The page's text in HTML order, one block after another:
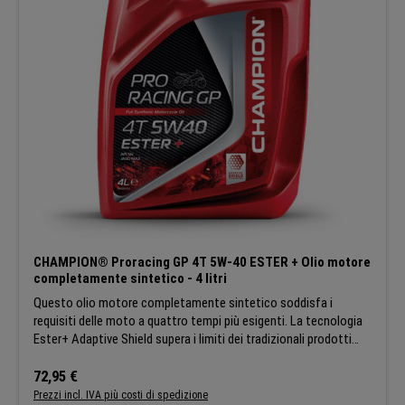
della frizione in bagno d'olio SPECIFICHE:Approvazione API SN
JASO MA2 Champion si riserva il diritto di modificare le
caratteristiche generali dei prodotti in modo che tutti i clienti
possano beneficiare sempre degli ultimi sviluppi tecnici.
CHAMPION® Proracing GP 4T 5W-40 ESTER + Olio motore
completamente sintetico - 4 litri
Questo olio motore completamente sintetico soddisfa i
requisiti delle moto a quattro tempi più esigenti. La tecnologia
Ester+ Adaptive Shield supera i limiti dei tradizionali prodotti
eccellenti proprietà di lubrificazione, tra cui l'efficienza del
carburante e la riduzione dell'usura, che migliorano direttamente
Prezzo normale:
72,95 €
Prezzi incl. IVA più costi di spedizione